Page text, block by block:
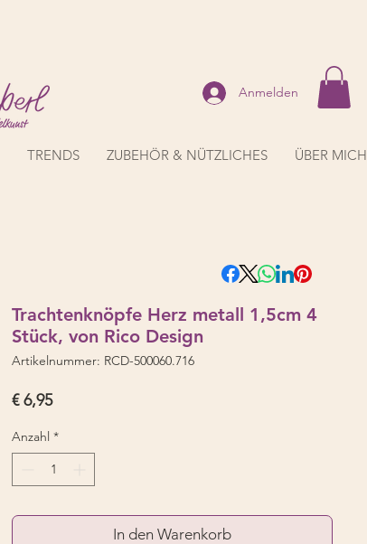
Anmelden
TRENDS ZUBEHÖR & NÜTZLICHES ÜBER MICH
Trachtenknöpfe Herz metall 1,5cm 4
Stück, von Rico Design
Artikelnummer: RCD-500060.716
€ 6,95Preis
Anzahl *
In den Warenkorb